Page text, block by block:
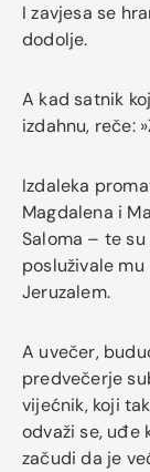
I zavjesa se
dodolje.
A kad satnik
izdahnu, reče:
Izdaleka
Magdalena i
Saloma – te
posluživale
Jeruzalem.
A uvečer,
predvečerje
vijećnik, koji
odvaži se, uđe
začudi da je